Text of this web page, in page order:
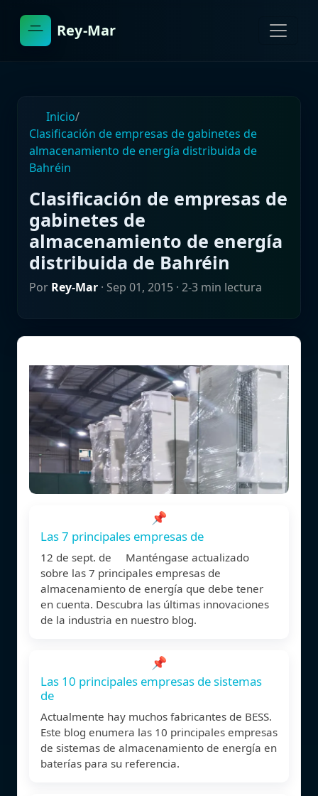
Rey-Mar
Inicio/
Clasificación de empresas de gabinetes de
almacenamiento de energía distribuida de
Bahréin
Clasificación de empresas de
gabinetes de
almacenamiento de energía
distribuida de Bahréin
Por Rey-Mar · Sep 01, 2015 · 2-3 min lectura
📌
Las 7 principales empresas de
12 de sept. de Manténgase actualizado
sobre las 7 principales empresas de
almacenamiento de energía que debe tener
en cuenta. Descubra las últimas innovaciones
de la industria en nuestro blog.
📌
Las 10 principales empresas de sistemas
de
Actualmente hay muchos fabricantes de BESS.
Este blog enumera las 10 principales empresas
de sistemas de almacenamiento de energía en
baterías para su referencia.